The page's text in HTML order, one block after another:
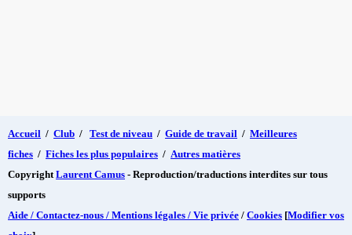
Accueil / Club / Test de niveau / Guide de travail / Meilleures
fiches / Fiches les plus populaires / Autres matières
Copyright Laurent Camus - Reproduction/traductions interdites sur tous
supports
Aide / Contactez-nous / Mentions légales / Vie privée / Cookies [Modifier vos